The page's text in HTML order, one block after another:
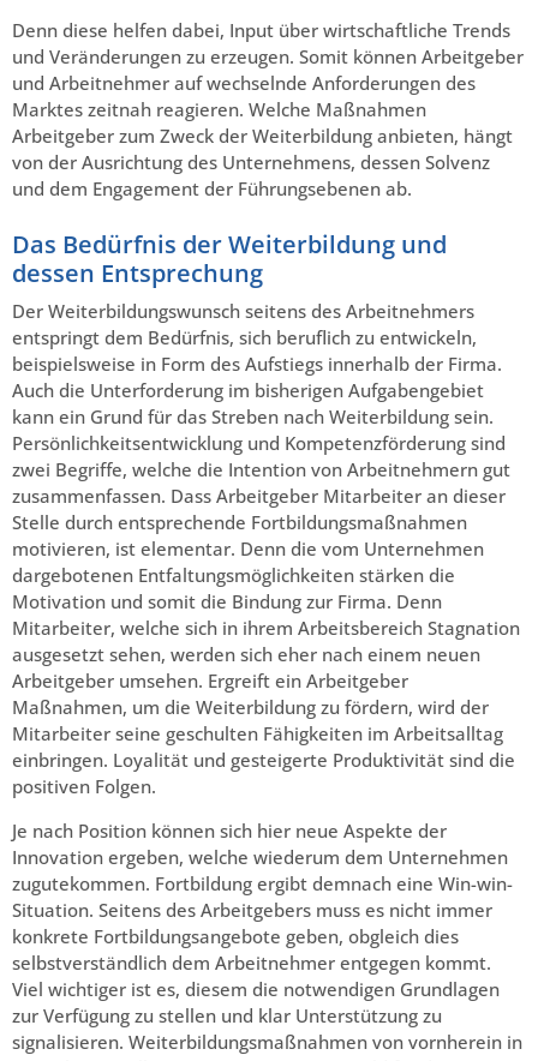
Denn diese helfen dabei, Input über wirtschaftliche Trends
und Veränderungen zu erzeugen. Somit können Arbeitgeber
und Arbeitnehmer auf wechselnde Anforderungen des
Marktes zeitnah reagieren. Welche Maßnahmen
Arbeitgeber zum Zweck der Weiterbildung anbieten, hängt
von der Ausrichtung des Unternehmens, dessen Solvenz
und dem Engagement der Führungsebenen ab.
Das Bedürfnis der Weiterbildung und
dessen Entsprechung
Der Weiterbildungswunsch seitens des Arbeitnehmers
entspringt dem Bedürfnis, sich beruflich zu entwickeln,
beispielsweise in Form des Aufstiegs innerhalb der Firma.
Auch die Unterforderung im bisherigen Aufgabengebiet
kann ein Grund für das Streben nach Weiterbildung sein.
Persönlichkeitsentwicklung und Kompetenzförderung sind
zwei Begriffe, welche die Intention von Arbeitnehmern gut
zusammenfassen. Dass Arbeitgeber Mitarbeiter an dieser
Stelle durch entsprechende Fortbildungsmaßnahmen
motivieren, ist elementar. Denn die vom Unternehmen
dargebotenen Entfaltungsmöglichkeiten stärken die
Motivation und somit die Bindung zur Firma. Denn
Mitarbeiter, welche sich in ihrem Arbeitsbereich Stagnation
ausgesetzt sehen, werden sich eher nach einem neuen
Arbeitgeber umsehen. Ergreift ein Arbeitgeber
Maßnahmen, um die Weiterbildung zu fördern, wird der
Mitarbeiter seine geschulten Fähigkeiten im Arbeitsalltag
einbringen. Loyalität und gesteigerte Produktivität sind die
positiven Folgen.
Je nach Position können sich hier neue Aspekte der
Innovation ergeben, welche wiederum dem Unternehmen
zugutekommen. Fortbildung ergibt demnach eine Win-win-
Situation. Seitens des Arbeitgebers muss es nicht immer
konkrete Fortbildungsangebote geben, obgleich dies
selbstverständlich dem Arbeitnehmer entgegen kommt.
Viel wichtiger ist es, diesem die notwendigen Grundlagen
zur Verfügung zu stellen und klar Unterstützung zu
signalisieren. Weiterbildungsmaßnahmen von vornherein in